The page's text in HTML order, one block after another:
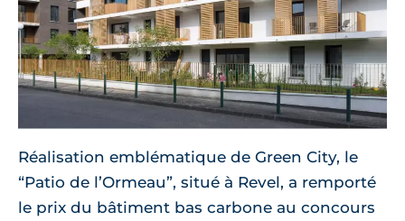
Réalisation emblématique de Green City, le
“Patio de l’Ormeau”, situé à Revel, a remporté
le prix du bâtiment bas carbone au concours